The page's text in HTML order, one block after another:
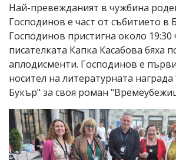
Най-превежданият в чужбина
Господинов е част от събитието в
Господинов пристигна около 19:30
писателката Капка Касабова бяха
аплодисменти. Господинов е
носител на литературната
Букър" за своя роман